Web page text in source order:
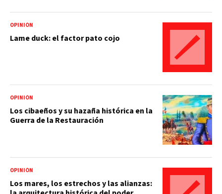
OPINIÓN
Lame duck: el factor pato cojo
OPINIÓN
Los cibaeños y su hazaña histórica en la
Guerra de la Restauración
OPINIÓN
Los mares, los estrechos y las alianzas: